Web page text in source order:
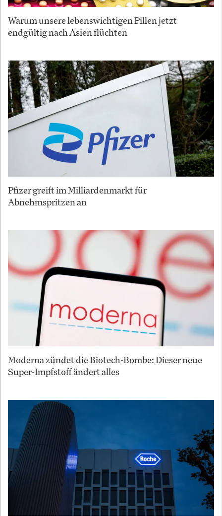
Warum unsere lebenswichtigen Pillen jetzt
endgültig nach Asien flüchten
Pfizer greift im Milliardenmarkt für
Abnehmspritzen an
Moderna zündet die Biotech-Bombe: Dieser neue
Super-Impfstoff ändert alles